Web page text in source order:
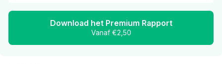
Download het Premium Rapport
Vanaf €2,50